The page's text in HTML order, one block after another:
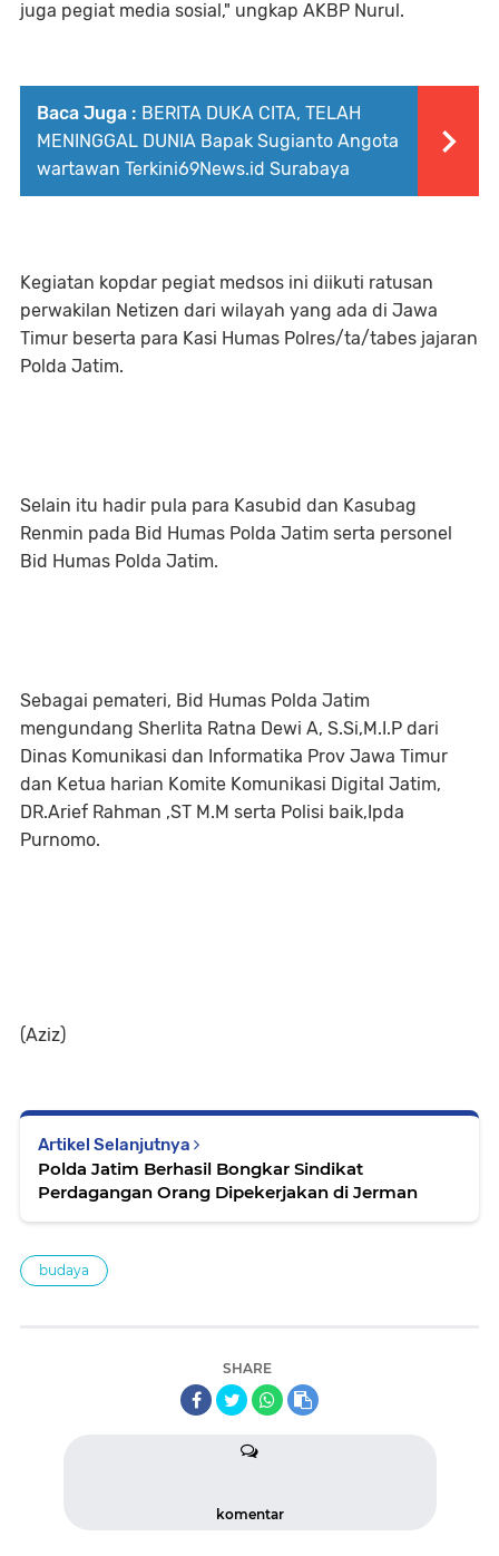
juga pegiat media sosial," ungkap AKBP Nurul.
Baca Juga : BERITA DUKA CITA, TELAH
MENINGGAL DUNIA Bapak Sugianto Angota
wartawan Terkini69News.id Surabaya
Kegiatan kopdar pegiat medsos ini diikuti ratusan
perwakilan Netizen dari wilayah yang ada di Jawa
Timur beserta para Kasi Humas Polres/ta/tabes jajaran
Polda Jatim.
Selain itu hadir pula para Kasubid dan Kasubag
Renmin pada Bid Humas Polda Jatim serta personel
Bid Humas Polda Jatim.
Sebagai pemateri, Bid Humas Polda Jatim
mengundang Sherlita Ratna Dewi A, S.Si,M.I.P dari
Dinas Komunikasi dan Informatika Prov Jawa Timur
dan Ketua harian Komite Komunikasi Digital Jatim,
DR.Arief Rahman ,ST M.M serta Polisi baik,Ipda
Purnomo.
(Aziz)
Artikel Selanjutnya
Polda Jatim Berhasil Bongkar Sindikat
Perdagangan Orang Dipekerjakan di Jerman
budaya
SHARE
komentar